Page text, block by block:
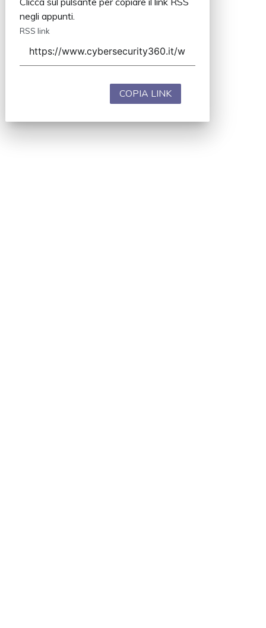
negli appunti.
RSS link
COPIA LINK